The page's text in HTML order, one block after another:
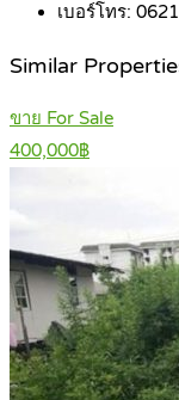
เบอร์โทร:
Similar
ขาย For Sale
400,000฿